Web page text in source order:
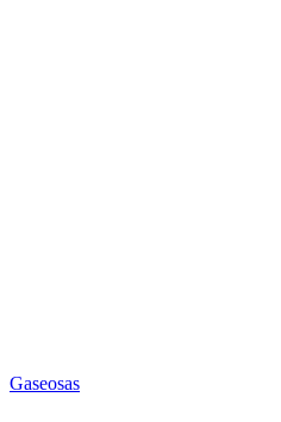
Gaseosas